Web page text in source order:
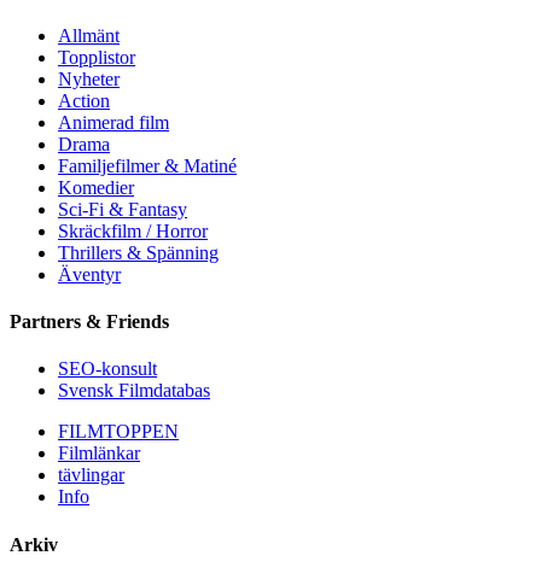
Allmänt
Topplistor
Nyheter
Action
Animerad film
Drama
Familjefilmer & Matiné
Komedier
Sci-Fi & Fantasy
Skräckfilm / Horror
Thrillers & Spänning
Äventyr
Partners & Friends
SEO-konsult
Svensk Filmdatabas
FILMTOPPEN
Filmlänkar
tävlingar
Info
Arkiv